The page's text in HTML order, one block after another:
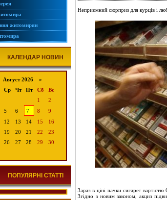
житомирян
КАЛЕНДАР НОВИН
Август 2026 »
Ср Чт Пт Сб
Вс
1
2
5 6 7 8
9
12 13 14 15
16
19 20 21 22
23
26 27 28 29
30
ПОПУЛЯРНІ СТАТТІ
Неприємний сюрприз для курців і
Зараз в ціні пачки сигарет
Згідно з новим законом, акциз